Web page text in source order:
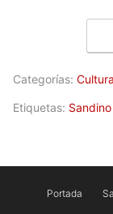
Categorías: Cultura
Etiquetas: Sandino
Portada